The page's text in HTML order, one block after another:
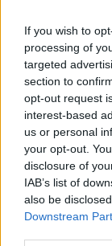
If you wish to
processing of
targeted
section to
opt-out request
interest-based
us or personal
your opt-out.
disclosure of
IAB’s list of
also be
Downstream